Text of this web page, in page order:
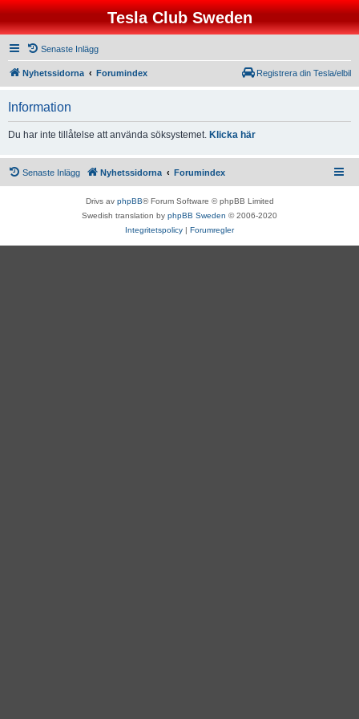
Tesla Club Sweden
Senaste Inlägg
Nyhetssidorna Forumindex Registrera din Tesla/elbil
Information
Du har inte tillåtelse att använda söksystemet. Klicka här
Senaste Inlägg Nyhetssidorna Forumindex
Drivs av phpBB® Forum Software © phpBB Limited
Swedish translation by phpBB Sweden © 2006-2020
Integritetspolicy | Forumregler